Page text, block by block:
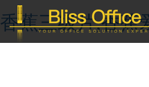
香蕉三级片,香蕉